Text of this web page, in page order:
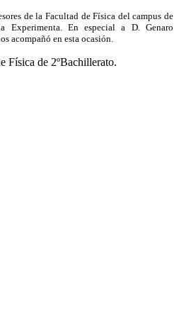
de la Facultad de Física del campus de
Experimenta. En especial a D. Genaro
acompañó en esta ocasión.
Física de 2ºBachillerato.